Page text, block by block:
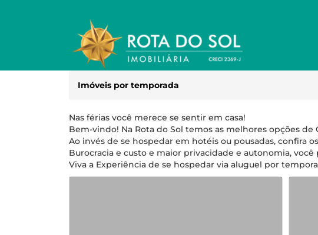
Imóveis por temporada
Nas férias você merece se sentir em casa!
Bem-vindo! Na Rota do Sol temos as melhores opções de
Ao invés de se hospedar em hotéis ou pousadas, confira
Burocracia e custo e maior privacidade e autonomia,
Viva a Experiência de se hospedar via aluguel por